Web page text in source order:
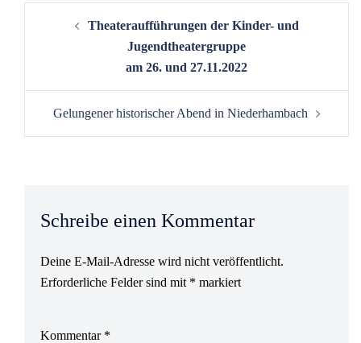
Theateraufführungen der Kinder- und
Jugendtheatergruppe
am 26. und 27.11.2022
Gelungener historischer Abend in Niederhambach
Schreibe einen Kommentar
Deine E-Mail-Adresse wird nicht veröffentlicht.
Erforderliche Felder sind mit * markiert
Kommentar *